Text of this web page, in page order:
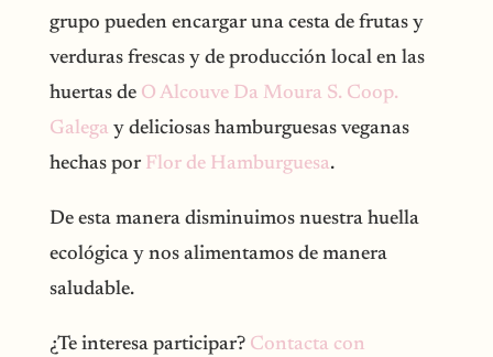
grupo pueden encargar una cesta de frutas y
verduras frescas y de producción local en las
huertas de O Alcouve Da Moura S. Coop.
Galega y deliciosas hamburguesas veganas
hechas por Flor de Hamburguesa.
De esta manera disminuimos nuestra huella
ecológica y nos alimentamos de manera
saludable.
¿Te interesa participar? Contacta con